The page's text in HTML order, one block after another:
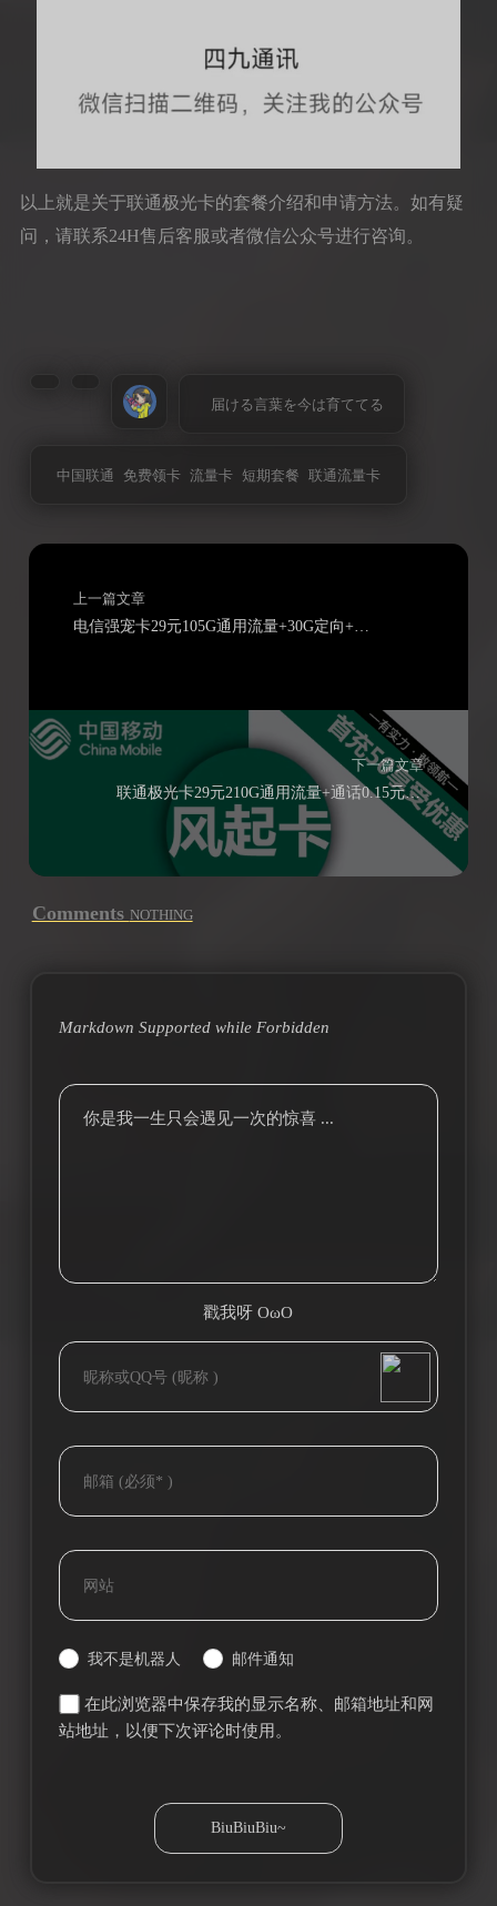
以上就是关于联通极光卡的套餐介绍和申请方法。如有疑
问，请联系24H售后客服或者微信公众号进行咨询。
届ける言葉を今は育ててる
中国联通 免费领卡 流量卡 短期套餐 联通流量卡
上一篇文章
电信强宠卡29元105G通用流量+30G定向+通话0.1元/分钟
下一篇文章
联通极光卡29元210G通用流量+通话0.15元/分钟
Comments NOTHING
Markdown Supported while Forbidden
你是我一生只会遇见一次的惊喜 ...
戳我呀 OωO
Tieba
我不是机器人 邮件通知
在此浏览器中保存我的显示名称、邮箱地址和网
站地址，以便下次评论时使用。